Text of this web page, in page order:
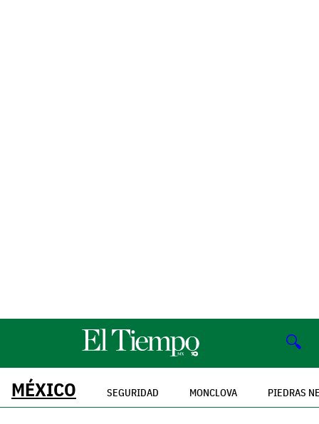
🔍
MÉXICO SEGURIDAD MONCLOVA PIEDRAS